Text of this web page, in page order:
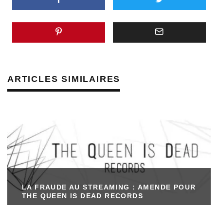
ARTICLES SIMILAIRES
LA FRAUDE AU STREAMING : AMENDE POUR
THE QUEEN IS DEAD RECORDS